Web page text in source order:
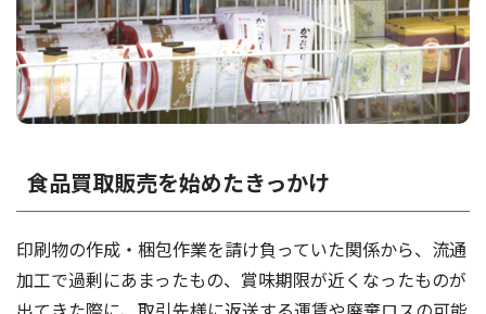
食品買取販売を始めたきっかけ
印刷物の作成・梱包作業を請け負っていた関係から、流通
加工で過剰にあまったもの、賞味期限が近くなったものが